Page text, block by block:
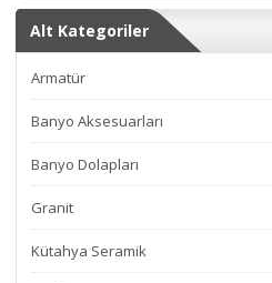
Alt Kategoriler
Armatür
Banyo Aksesuarları
Banyo Dolapları
Granit
Kütahya Seramik